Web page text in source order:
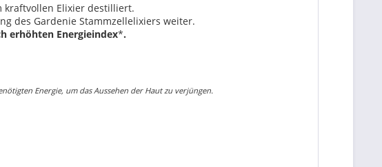
kraftvollen Elixier destilliert.
des Gardenie Stammzellelixiers weiter.
erhöhten Energieindex*.
Energie, um das Aussehen der Haut zu verjüngen.